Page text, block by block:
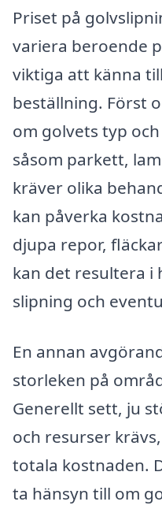
Priset på
variera beroende
viktiga att känna
beställning. Först
om golvets typ
såsom parkett,
kräver olika
kan påverka
djupa repor,
kan det resultera i
slipning och
En annan
storleken på
Generellt sett, ju
och resurser
totala kostnaden.
ta hänsyn till om